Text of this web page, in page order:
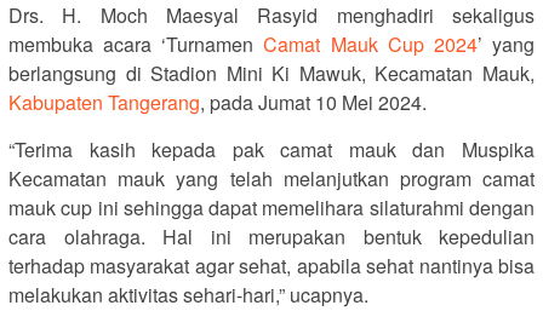
Drs. H. Moch Maesyal Rasyid menghadiri sekaligus
membuka acara ‘TurnamenCamat Mauk Cup 2024’ yang
berlangsung di Stadion Mini Ki Mawuk, Kecamatan Mauk,
Kabupaten Tangerang, pada Jumat 10 Mei 2024.
“Terima kasih kepada pak camat mauk dan Muspika
Kecamatan mauk yang telah melanjutkan program camat
mauk cup ini sehingga dapat memelihara silaturahmi dengan
cara olahraga. Hal ini merupakan bentuk kepedulian
terhadap masyarakat agar sehat, apabila sehat nantinya bisa
melakukan aktivitas sehari-hari,” ucapnya.